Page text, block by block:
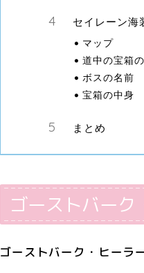
セイレーン海
マップ
道中の宝箱
ボスの名前
宝箱の中身
まとめ
ゴーストバー
ゴーストバーク・ヒーラ